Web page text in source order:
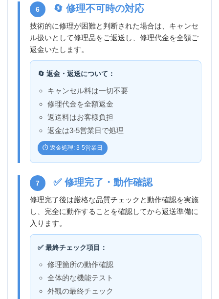
6 🔄 修理不可時の対応
技術的に修理が困難と判断された場合は、キャンセ
ル扱いとして修理品をご返送し、修理代金を全額ご
返金いたします。
🔄 返金・返送について：
キャンセル料は一切不要
修理代金を全額返金
返送料はお客様負担
返金は3-5営業日で処理
⏱️ 返金処理: 3-5営業日
7 ✅ 修理完了・動作確認
修理完了後は厳格な品質チェックと動作確認を実施
し、完全に動作することを確認してから返送準備に
入ります。
✅ 最終チェック項目：
修理箇所の動作確認
全体的な機能テスト
外観の最終チェック